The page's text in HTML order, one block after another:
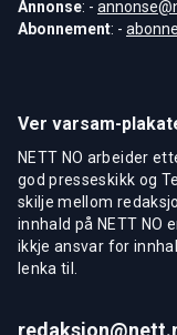
Annonse: -
Abonnement: -
Ver varsam-
NETT NO arbeider
god presseskikk og
skilje mellom
innhald på NETT NO
ikkje ansvar for
lenka til.